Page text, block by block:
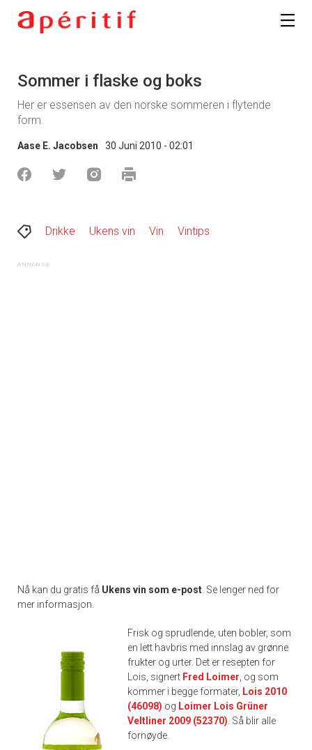
Sommer i flaske og boks
Her er essensen av den norske sommeren i flytende
form.
Aase E. Jacobsen 30 Juni 2010 - 02:01
Drikke Ukens vin Vin Vintips
Nå kan du gratis få Ukens vin som e-post . Se lenger ned for
mer informasjon.
Frisk og sprudlende, uten bobler, som
en lett havbris med innslag av grønne
frukter og urter. Det er resepten for
Lois, signert Fred Loimer , og som
kommer i begge formater, Lois 2010
(46098) og Loimer Lois Grüner
Veltliner 2009 (52370) . Så blir alle
fornøyde.